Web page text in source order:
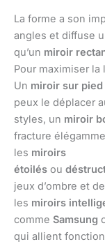
La forme a son
angles et diffuse
qu’un miroir
Pour maximiser
Un miroir sur pied
peux le déplacer
styles, un miroir
fracture
les miroirs
étoilés ou
jeux d’ombre et
les miroirs
comme Samsung
qui allient